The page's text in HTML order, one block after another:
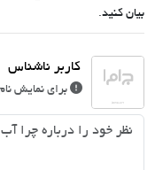
بیان کنید.
برای نمایش